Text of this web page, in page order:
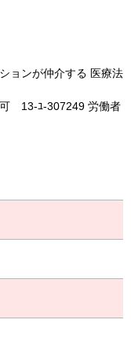
ョンが仲介する 医療法
可 13-ﾕ-307249 労働者